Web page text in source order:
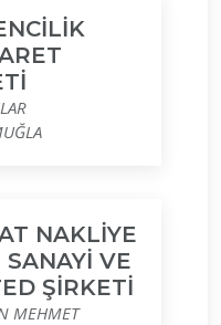
NAKLİYE
VE
ŞİRKETİ
MEHMET